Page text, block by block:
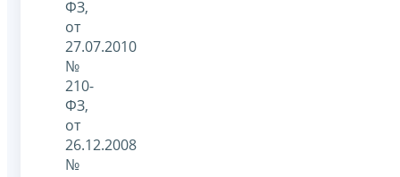
ФЗ,
от
27.07.2010
№
210-
ФЗ,
от
26.12.2008
№